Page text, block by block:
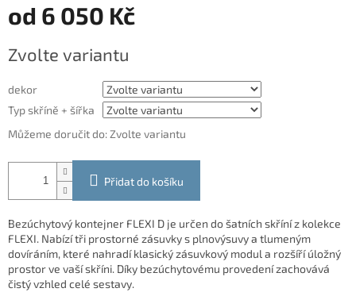
od 6 050 Kč
cena:
Zvolte variantu
dekor
Typ skříně + šířka
Můžeme doručit do: Zvolte variantu
Přidat do košíku
Bezúchytový kontejner FLEXI D je určen do šatních skříní z kolekce
FLEXI. Nabízí tři prostorné zásuvky s plnovýsuvy a tlumeným
dovíráním, které nahradí klasický zásuvkový modul a rozšíří úložný
prostor ve vaší skříni. Díky bezúchytovému provedení zachovává
čistý vzhled celé sestavy.